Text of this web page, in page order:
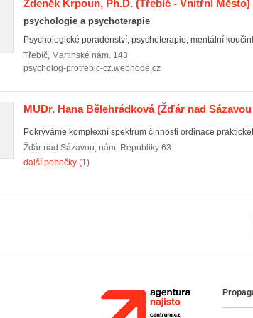
Zdeněk Krpoun, Ph.D. (Třebíč - Vnitřní Město)
psychologie a psychoterapie
Psychologické poradenství, psychoterapie, mentální
Třebíč, Martinské nám. 143
psycholog-protrebic-cz.webnode.cz
MUDr. Hana Bělehrádková(Žďár nad
Pokrýváme komplexní spektrum činnosti ordinace
Žďár nad Sázavou, nám. Republiky 63
další pobočky (1)
Agentura